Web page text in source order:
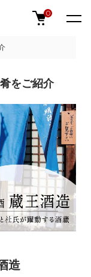
0
をご紹介
造